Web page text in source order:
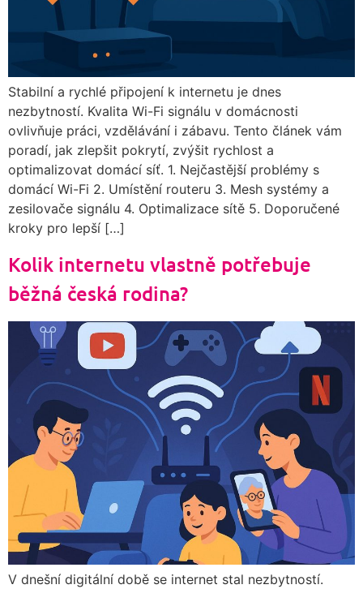
Stabilní a rychlé připojení k internetu je dnes
nezbytností. Kvalita Wi-Fi signálu v domácnosti
ovlivňuje práci, vzdělávání i zábavu. Tento článek vám
poradí, jak zlepšit pokrytí, zvýšit rychlost a
optimalizovat domácí síť. 1. Nejčastější problémy s
domácí Wi-Fi 2. Umístění routeru 3. Mesh systémy a
zesilovače signálu 4. Optimalizace sítě 5. Doporučené
kroky pro lepší […]
Kolik internetu vlastně potřebuje
běžná česká rodina?
V dnešní digitální době se internet stal nezbytností.